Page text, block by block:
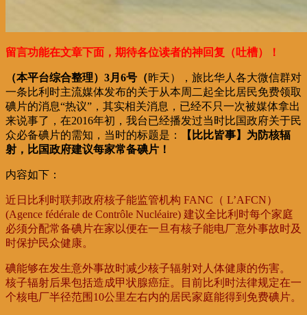
留言功能在文章下面，期待各位读者的神回复（吐槽）！
（本平台综合整理） 3月6号（昨天），旅比华人各大微信群对
一条比利时主流媒体发布的关于从本周二起全比居民免费领取
碘片的消息“热议”，其实相关消息，已经不只一次被媒体拿出
来说事了，在2016年初，我台已经播发过当时比国政府关于民
众必备碘片的需知，当时的标题是：
【比比皆事】为防核辐
射，比国政府建议每家常备碘片！
内容如下：
近日比利时联邦政府核子能监管机构 FANC（ L’AFCN）
(Agence fédérale de Contrôle Nucléaire) 建议全比利时每个家庭
必须分配常备碘片在家以便在一旦有核子能电厂意外事故时及
时保护民众健康。
碘能够在发生意外事故时减少核子辐射对人体健康的伤害。
核子辐射后果包括造成甲状腺癌症。目前比利时法律规定在一
个核电厂半径范围10公里左右内的居民家庭能得到免费碘片。